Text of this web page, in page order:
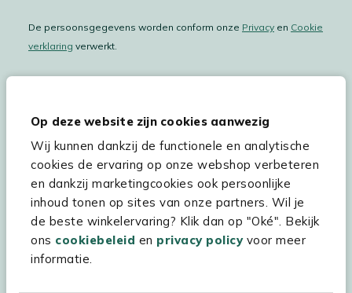
Op deze website zijn cookies aanwezig
Wij kunnen dankzij de functionele en analytische
cookies de ervaring op onze webshop verbeteren
en dankzij marketingcookies ook persoonlijke
inhoud tonen op sites van onze partners. Wil je
de beste winkelervaring? Klik dan op "Oké". Bekijk
ons cookiebeleid en privacy policyvoor meer
informatie.
De persoonsgegevens worden conform onze Privacy en Cookie
verklaring verwerkt.
Hulp & service
Assortiment
Kees Smit Tuinmeubelen
Experience Stores XXL